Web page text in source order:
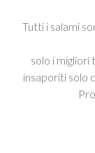
Tutti i salami
solo i migliori
insaporiti solo